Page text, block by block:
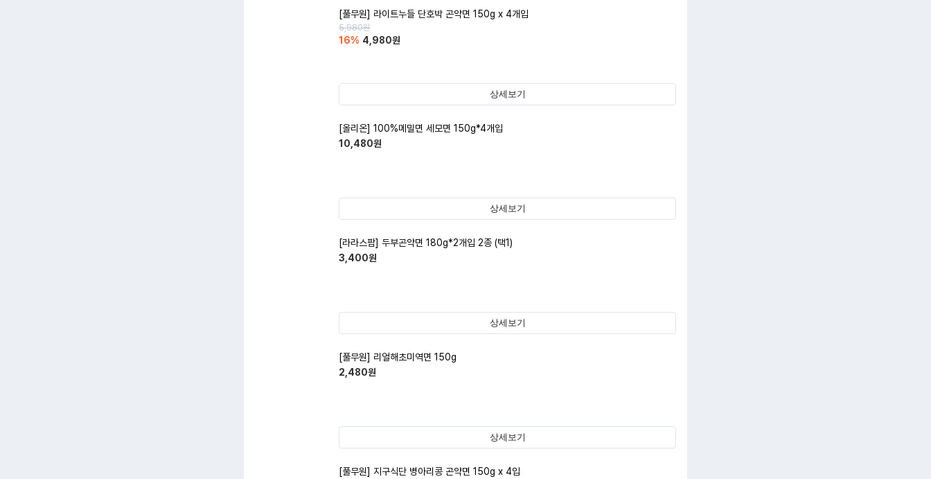
[풀무원] 라이트누들 단호박 곤약면 150g x 4개입
5,980원
16% 4,980원
상세보기
[올리온] 100%메밀면 세모면 150g*4개입
10,480원
상세보기
[라라스팜] 두부곤약면 180g*2개입 2종 (택1)
3,400원
상세보기
[풀무원] 리얼해초미역면 150g
2,480원
상세보기
[풀무원] 지구식단 병아리콩 곤약면 150g x 4입